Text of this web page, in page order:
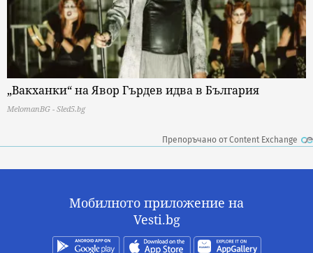
„Вакханки“ на Явор Гърдев идва в България
MelomanBG - Sled5.bg
Препоръчано от Content Exchange
Мобилното приложение на
Vesti.bg